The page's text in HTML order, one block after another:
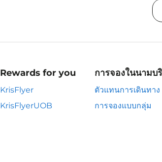
Rewards for you
KrisFlyer
KrisFlyerUOB
การจองในนามบ
ตัวแทนการเดินทาง
การจองแบบกลุ่ม